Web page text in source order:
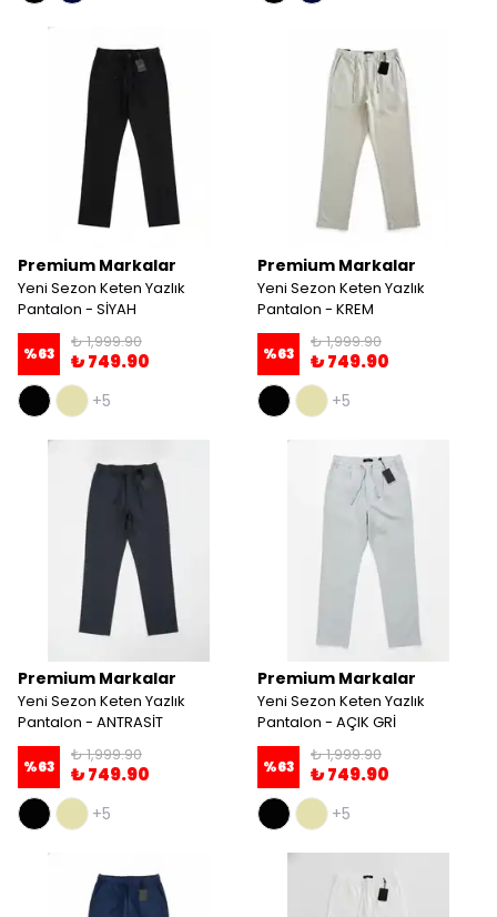
Premium Markalar
Yeni Sezon Keten Yazlık
Pantalon - SİYAH
%63
₺ 1,999.90
₺ 749.90
+5
Premium Markalar
Yeni Sezon Keten Yazlık
Pantalon - KREM
%63
₺ 1,999.90
₺ 749.90
+5
Premium Markalar
Yeni Sezon Keten Yazlık
Pantalon - ANTRASİT
%63
₺ 1,999.90
₺ 749.90
+5
Premium Markalar
Yeni Sezon Keten Yazlık
Pantalon - AÇIK GRİ
%63
₺ 1,999.90
₺ 749.90
+5